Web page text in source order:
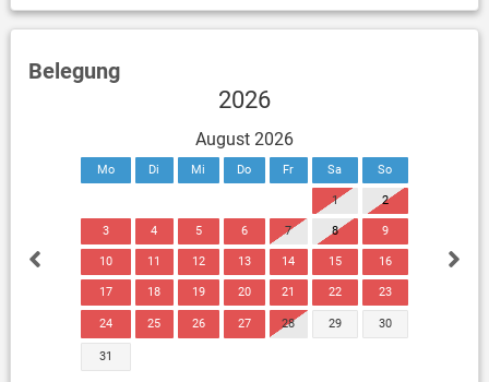
Belegung
2026
August 2026
Mo Di Mi Do Fr Sa So
1 2
3 4 5 6 7 8 9
10 11 12 13 14 15 16
17 18 19 20 21 22 23
24 25 26 27 28 29 30
31